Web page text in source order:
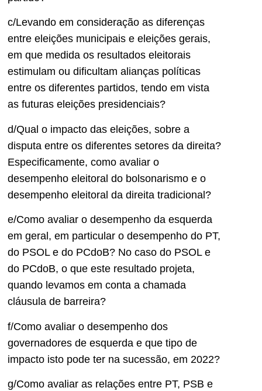
c/Levando em consideração as diferenças
entre eleições municipais e eleições gerais,
em que medida os resultados eleitorais
estimulam ou dificultam alianças políticas
entre os diferentes partidos, tendo em vista
as futuras eleições presidenciais?
d/Qual o impacto das eleições, sobre a
disputa entre os diferentes setores da direita?
Especificamente, como avaliar o
desempenho eleitoral do bolsonarismo e o
desempenho eleitoral da direita tradicional?
e/Como avaliar o desempenho da esquerda
em geral, em particular o desempenho do PT,
do PSOL e do PCdoB? No caso do PSOL e
do PCdoB, o que este resultado projeta,
quando levamos em conta a chamada
cláusula de barreira?
f/Como avaliar o desempenho dos
governadores de esquerda e que tipo de
impacto isto pode ter na sucessão, em 2022?
g/Como avaliar as relações entre PT, PSB e